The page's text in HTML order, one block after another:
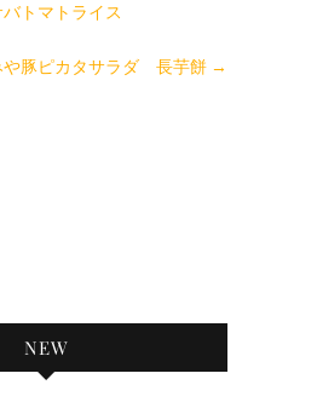
トマトライス
豚ピカタサラダ 長芋餅 →
NEW